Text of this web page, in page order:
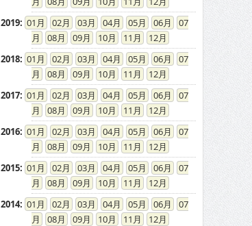
2019: 01 02 03 04 05 06
07
08
09 10 11
12
2018: 01 02 03 04 05 06
07
08
09 10 11
12
2017: 01 02 03 04 05 06
07
08
09 10 11
12
2016: 01 02 03 04 05 06
07
08
09 10 11
12
2015: 01 02 03 04 05 06
07
08
09 10 11
12
2014: 01 02 03 04 05 06
07
08
09 10 11
12